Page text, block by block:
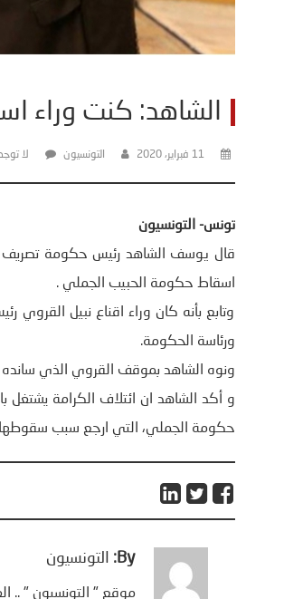
الشاهد: كنت وراء
11 فبراير، 2020 التونسيون لا
تونس- التونسيون
قال يوسف الشاهد رئيس حكومة تصريف
اسقاط حكومة الحبيب الجملي .
وتابع بأنه كان وراء اقناع نبيل
ورئاسة الحكومة.
ونوه الشاهد بموقف القروي الذي
و أكد الشاهد ان ائتلاف الكرامة
حكومة الجملي، التي ارجع سبب سقوطها
By: التونسيون
موقع " التونسيون " ..